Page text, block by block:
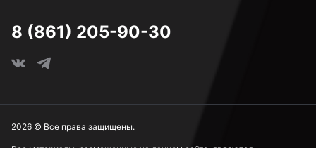
М18
8 (861) 205-90-30
2026 © Все права защищены.